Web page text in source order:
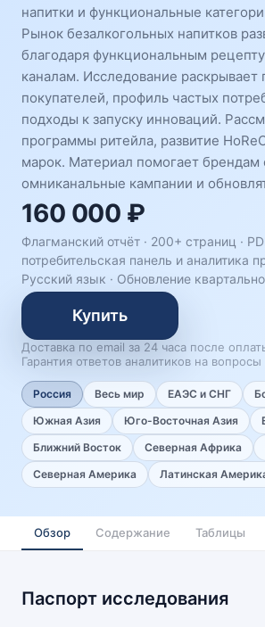
напитки и функциональные
Рынок безалкогольных напитков
благодаря функциональным
каналам. Исследование раскрывает
покупателей, профиль частых
подходы к запуску инноваций.
программы ритейла, развитие
марок. Материал помогает брендам
омниканальные кампании и
160 000 ₽
Флагманский отчёт · 200+ страниц ·
потребительская панель и аналитика
Русский язык · Обновление
Купить
Доставка по email за 24 часа после
Гарантия ответов аналитиков на вопросы
Россия Весь мир ЕАЭС и СНГ
Южная Азия
Юго-Восточная Азия
Ближний Восток
Северная Африка
Северная Америка
Латинская
Обзор Содержание Таблицы
Паспорт исследования